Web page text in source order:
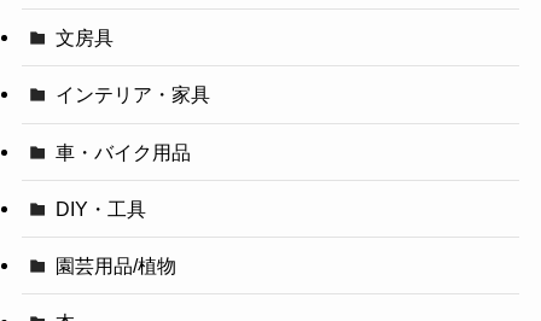
文房具
インテリア・家具
車・バイク用品
DIY・工具
園芸用品/植物